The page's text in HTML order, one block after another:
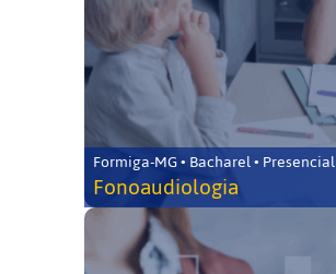
Formiga-MG • Bacharel • Presencial
Fonoaudiologia